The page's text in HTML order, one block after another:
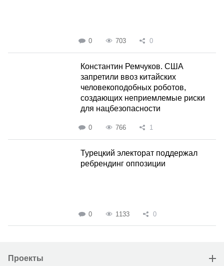
0 703 0
Константин Ремчуков. США
запретили ввоз китайских
человекоподобных роботов,
создающих неприемлемые риски
для нацбезопасности
0 766 1
Турецкий электорат поддержал
ребрендинг оппозиции
0 1133 0
Проекты